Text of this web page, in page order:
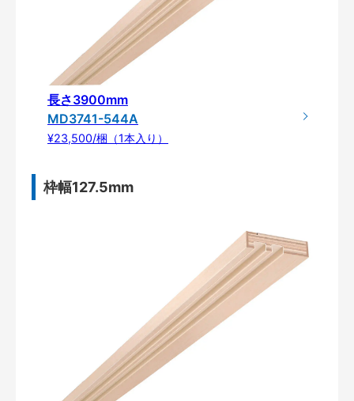
長さ3900mm
MD3741-544A
¥23,500/梱（1本入り）
枠幅127.5mm